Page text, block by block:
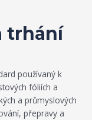
trhání
používaný k
fóliích a
a průmyslových
přepravy a